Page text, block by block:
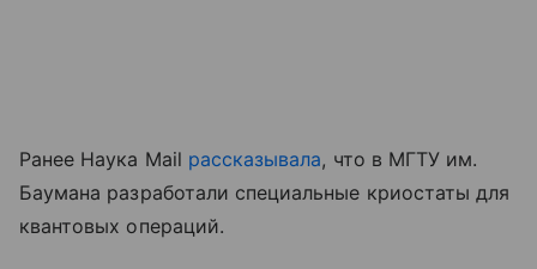
Ранее Наука Mail рассказывала, что в МГТУ им.
Баумана разработали специальные криостаты для
квантовых операций.